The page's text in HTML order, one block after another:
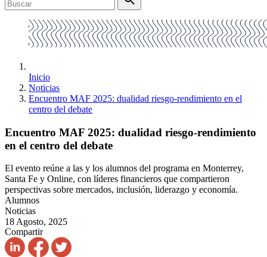
Inicio
Noticias
Encuentro MAF 2025: dualidad riesgo-rendimiento en el
centro del debate
Encuentro MAF 2025: dualidad riesgo-rendimiento
en el centro del debate
El evento reúne a las y los alumnos del programa en Monterrey,
Santa Fe y Online, con líderes financieros que compartieron
perspectivas sobre mercados, inclusión, liderazgo y economía.
Alumnos
Noticias
18 Agosto, 2025
Compartir